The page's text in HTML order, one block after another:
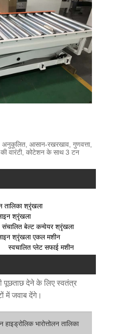
अनुकूलित, आसान-रखरखाव, गुणवत्ता,
की वारंटी, कोटेशन के साथ 3 टन
तालिका श्रृंखला
श्रृंखला
संचालित बेल्ट कन्वेयर श्रृंखला
लाइन श्रृंखला एकल मशीन
स्वचालित प्लेट सफाई मशीन
पूछताछ देने के लिए स्वतंत्र
में जवाब देंगे।